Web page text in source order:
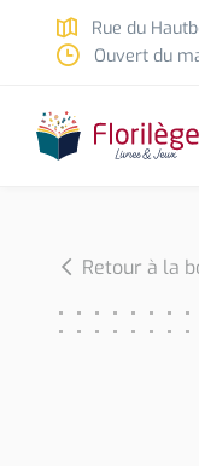
Skip to main content
Rue du
Ouvert du
Retour à la